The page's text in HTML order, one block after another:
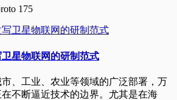
175
星物联网的研制范式
、工业、农业等领域的广泛部署，万
不断逼近技术的边界。尤其是在海